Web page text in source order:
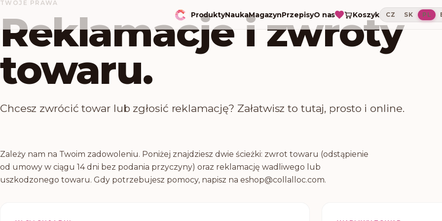
ProduktyNaukaMagazynPrzepisyO nas Koszyk CZ SK PL
TWOJE PRAWA
Reklamacje i zwroty
towaru.
Chcesz zwrócić towar lub zgłosić reklamację? Załatwisz to tutaj, prosto i online.
Zależy nam na Twoim zadowoleniu. Poniżej znajdziesz dwie ścieżki: zwrot towaru (odstąpienie
od umowy w ciągu 14 dni bez podania przyczyny) oraz reklamację wadliwego lub
uszkodzonego towaru. Gdy potrzebujesz pomocy, napisz na eshop@collalloc.com.